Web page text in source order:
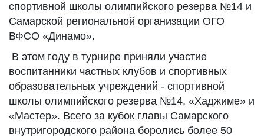
спортивной школы олимпийского резерва №14 и
Самарской региональной организации ОГО
ВФСО «Динамо».
В этом году в турнире приняли участие
воспитанники частных клубов и спортивных
образовательных учреждений - спортивной
школы олимпийского резерва №14, «Хаджиме» и
«Мастер». Всего за кубок главы Самарского
внутригородского района боролись более 50